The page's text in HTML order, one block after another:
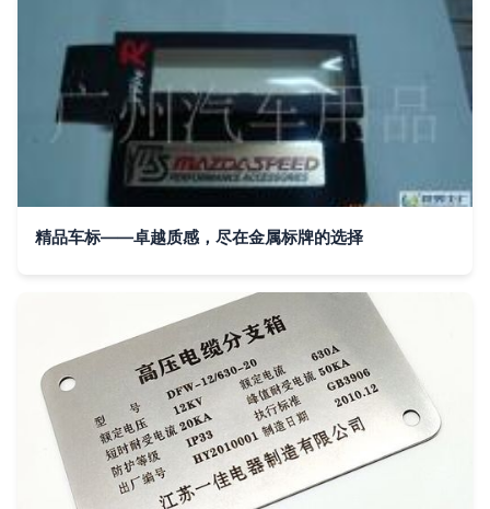
精品车标——卓越质感，尽在金属标牌的选择